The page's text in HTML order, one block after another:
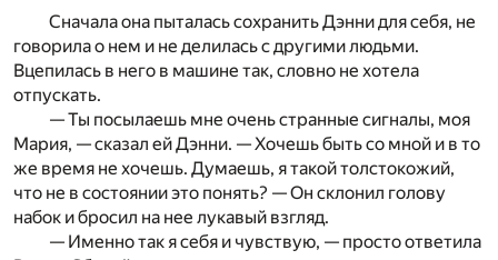
Сначала она пыталась сохранить Дэнни для себя, не
говорила о нем и не делилась с другими людьми.
Вцепилась в него в машине так, словно не хотела
отпускать.
— Ты посылаешь мне очень странные сигналы, моя
Мария, — сказал ей Дэнни. — Хочешь быть со мной и в то
же время не хочешь. Думаешь, я такой толстокожий,
что не в состоянии это понять? — Он склонил голову
набок и бросил на нее лукавый взгляд.
— Именно так я себя и чувствую, — просто ответила